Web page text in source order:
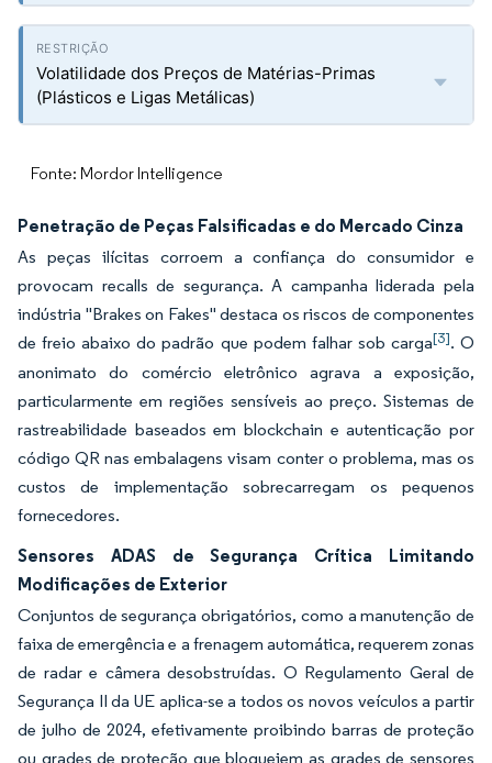
Volatilidade dos Preços de Matérias-Primas
(Plásticos e Ligas Metálicas)
Fonte: Mordor Intelligence
Penetração de Peças Falsificadas e do Mercado Cinza
As peças ilícitas corroem a confiança do consumidor e
provocam recalls de segurança. A campanha liderada pela
indústria "Brakes on Fakes" destaca os riscos de componentes
de freio abaixo do padrão que podem falhar sob carga[3]. O
anonimato do comércio eletrônico agrava a exposição,
particularmente em regiões sensíveis ao preço. Sistemas de
rastreabilidade baseados em blockchain e autenticação por
código QR nas embalagens visam conter o problema, mas os
custos de implementação sobrecarregam os pequenos
fornecedores.
Sensores ADAS de Segurança Crítica Limitando
Modificações de Exterior
Conjuntos de segurança obrigatórios, como a manutenção de
faixa de emergência e a frenagem automática, requerem zonas
de radar e câmera desobstruídas. O Regulamento Geral de
Segurança II da UE aplica-se a todos os novos veículos a partir
de julho de 2024, efetivamente proibindo barras de proteção
ou grades de proteção que bloqueiem as grades de sensores